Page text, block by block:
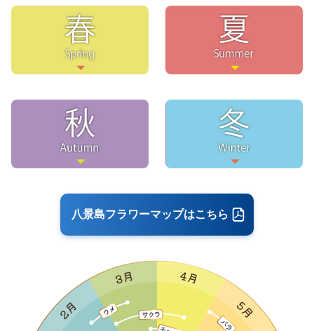
八景島フラワーマップはこちら